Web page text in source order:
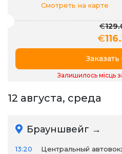
Смотреть на карте
€
€
Залишилось місць
12 августа, среда
Брауншвейг →
13:20
Центральный